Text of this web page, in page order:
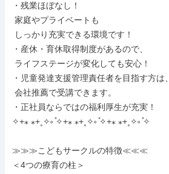
・残業ほぼなし！
・産休・育休取得制度があるので、
・児童発達支援管理責任者を目指す方は、
・正社員ならではの福利厚生が充実！
✧+⁎ ⁎+˳✧༚ ̊✧+⁎ ⁎+˳✧༚ ̊✧+⁎ ⁎+˳✧༚ ̊✧
≫≫≫こどもサークルの特徴≪≪≪
＜4つの療育の柱＞